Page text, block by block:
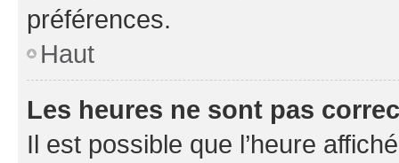
préférences.
Haut
Les heures ne sont pas
Il est possible que l’heure